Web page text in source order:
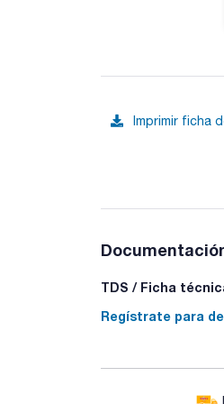
Imprimir ficha
TDS / Ficha
Regístrate para